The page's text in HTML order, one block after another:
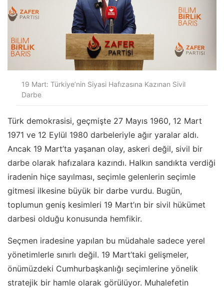
19 Mart: Türkiye’nin Siyasi Hafızasına Kazınan Sivil
Darbe
Türk demokrasisi, geçmişte 27 Mayıs 1960, 12 Mart
1971 ve 12 Eylül 1980 darbeleriyle ağır yaralar aldı.
Ancak 19 Mart’ta yaşanan olay, askeri değil, sivil bir
darbe olarak hafızalara kazındı. Halkın sandıkta verdiği
iradenin hiçe sayılması, seçimle gelenlerin seçimle
gitmesi ilkesine büyük bir darbe vurdu. Bugün,
toplumun geniş kesimleri 19 Mart’ın bir sivil hükümet
darbesi olduğu konusunda hemfikir.
Seçmen iradesine yapılan bu müdahale sadece yerel
yönetimlerle sınırlı değil. 19 Mart’taki gelişmeler,
önümüzdeki Cumhurbaşkanlığı seçimlerine yönelik
stratejik bir hamle olarak görülüyor. Muhalefetin